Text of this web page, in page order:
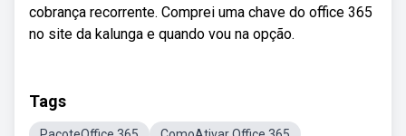
cobrança recorrente. Comprei uma chave do office 365
no site da kalunga e quando vou na opção.
Tags